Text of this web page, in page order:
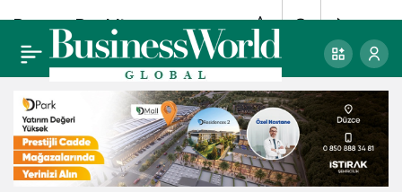
Burgan Bank’tan
ekonomiye 75,2
milyar TL destek
0 Paylaş